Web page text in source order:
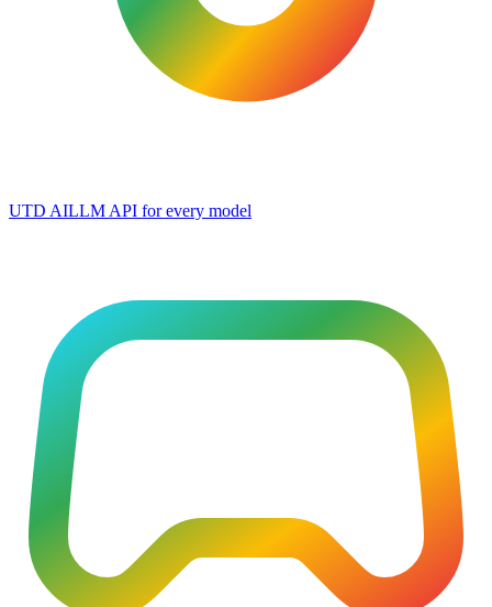
UTD AILLM API for every model